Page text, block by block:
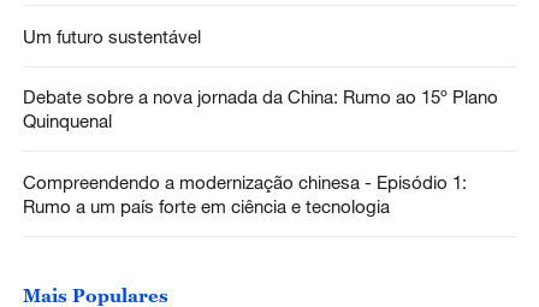
Um futuro sustentável
Debate sobre a nova jornada da China: Rumo ao 15º Plano
Quinquenal
Compreendendo a modernização chinesa - Episódio 1:
Rumo a um país forte em ciência e tecnologia
Mais Populares